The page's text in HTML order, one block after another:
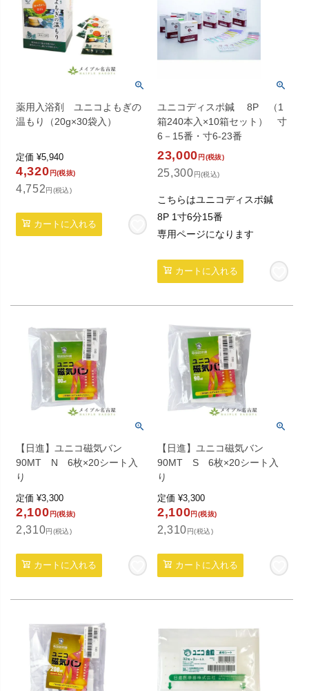
薬用入浴剤 ユニコよもぎの
温もり（20g×30袋入）
定価 ¥5,940
4,320 円(税抜)
4,752 円(税込)
カートに入れる
ユニコディスポ鍼 8P （1
箱240本入×10箱セット） 寸
6－15番・寸6-23番
23,000 円(税抜)
25,300 円(税込)
こちらはユニコディスポ鍼
8P 1寸6分15番
専用ページになります
カートに入れる
【日進】ユニコ磁気バン
90MT N 6枚×20シート入
り
定価 ¥3,300
2,100 円(税抜)
2,310円(税込)
カートに入れる
【日進】ユニコ磁気バン
90MT S 6枚×20シート入
り
定価 ¥3,300
2,100円(税抜)
2,310 円(税込)
カートに入れる